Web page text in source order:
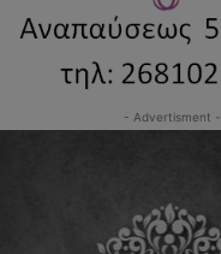
- Advertisment -